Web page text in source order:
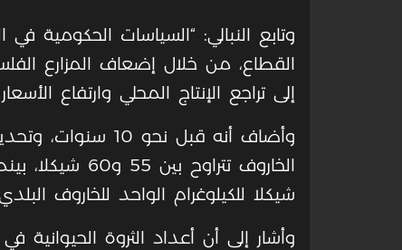
وتابع النبالي: “السياسات
القطاع، من خلال إضعاف المزارع
إلى تراجع الإنتاج المحلي وارتفاع
شيكلا للكيلوغرام الواحد للخاروف البلدي،
وأشار إلى أن أعداد الثروة